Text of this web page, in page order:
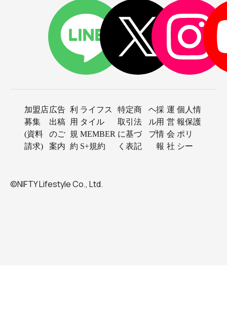
加盟店
募集
(資料
請求)
広告
出稿
のご
案内
利
用
規
約
ライフス
タイル
MEMBER
S+規約
特定商
取引法
に基づ
く表記
ヘ
ル
プ
採
用
情
報
運
営
会
社
個人情
報保護
ポリ
シー
©NIFTY Lifestyle Co., Ltd.